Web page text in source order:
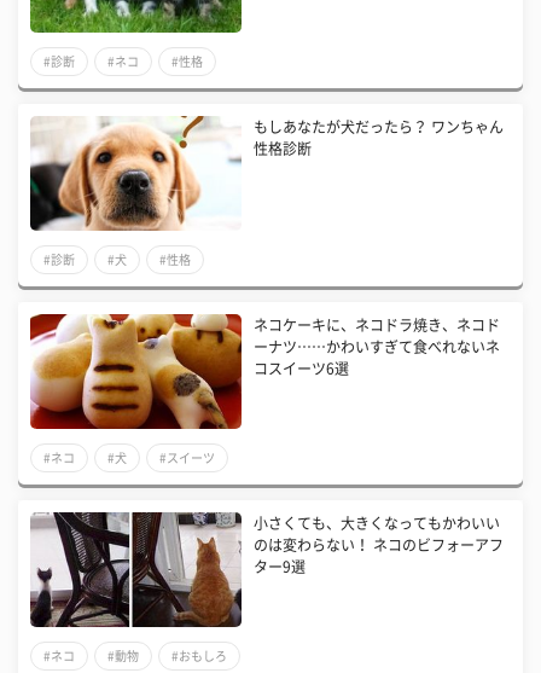
#診断 #ネコ #性格
もしあなたが犬だったら？ ワンちゃん
性格診断
#診断 #犬 #性格
ネコケーキに、ネコドラ焼き、ネコド
ーナツ……かわいすぎて食べれないネ
コスイーツ6選
#ネコ #犬 #スイーツ
小さくても、大きくなってもかわいい
のは変わらない！ ネコのビフォーアフ
ター9選
#ネコ #動物 #おもしろ